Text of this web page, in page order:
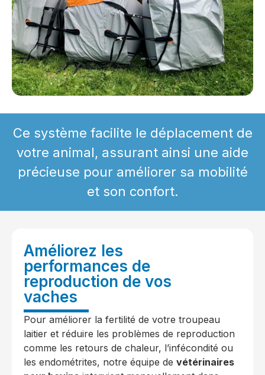
Ce système facilite le déplacement de
votre animal, assurant ainsi une aide
précieuse pour améliorer sa mobilité
et son confort.
Améliorez les
performances de
reproduction de vos
vaches
Pour améliorer la fertilité de votre troupeau
laitier et réduire les problèmes de reproduction
comme les retours de chaleur, l’infécondité ou
les endométrites, notre équipe de vétérinaires